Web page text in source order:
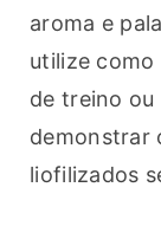
aroma e
utilize como
de treino ou
demonstrar
liofilizados